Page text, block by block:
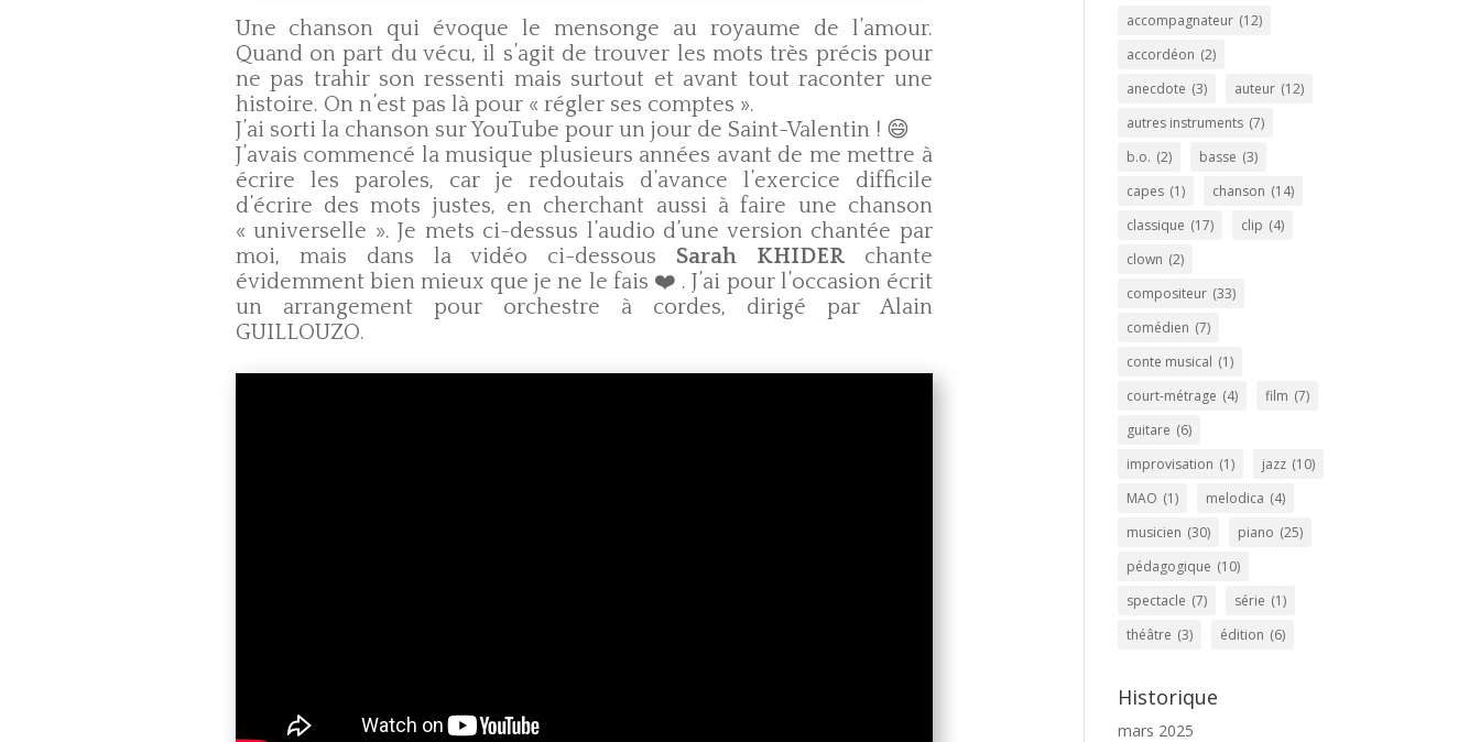
augmenter
ou
diminuer
volume.
Une chanson qui évoque le mensonge au royaume de l’amour.
Quand on part du vécu, il s’agit de trouver les mots très précis pour
ne pas trahir son ressenti mais surtout et avant tout raconter une
histoire. On n’est pas là pour « régler ses comptes ».
J’ai sorti la chanson sur YouTube pour un jour de Saint-Valentin ! 😄
J’avais commencé la musique plusieurs années avant de me mettre à
écrire les paroles, car je redoutais d’avance l’exercice difficile
d’écrire des mots justes, en cherchant aussi à faire une chanson
« universelle ». Je mets ci-dessus l’audio d’une version chantée par
moi, mais dans la vidéo ci-dessous Sarah KHIDERchante
évidemment bien mieux que je ne le fais ❤️ . J’ai pour l’occasion écrit
un arrangement pour orchestre à cordes, dirigé par Alain
GUILLOUZO.
accompagnateur (12)
accordéon (2)
anecdote (3) auteur (12)
autres instruments (7)
b.o. (2) basse (3)
capes (1) chanson (14)
classique (17) clip (4)
clown (2)
compositeur (33)
comédien (7)
conte musical (1)
court-métrage (4) film (7)
guitare (6)
improvisation (1) jazz (10)
MAO (1) melodica (4)
musicien (30) piano (25)
pédagogique (10)
spectacle (7) série (1)
théâtre (3) édition (6)
Historique
mars 2025